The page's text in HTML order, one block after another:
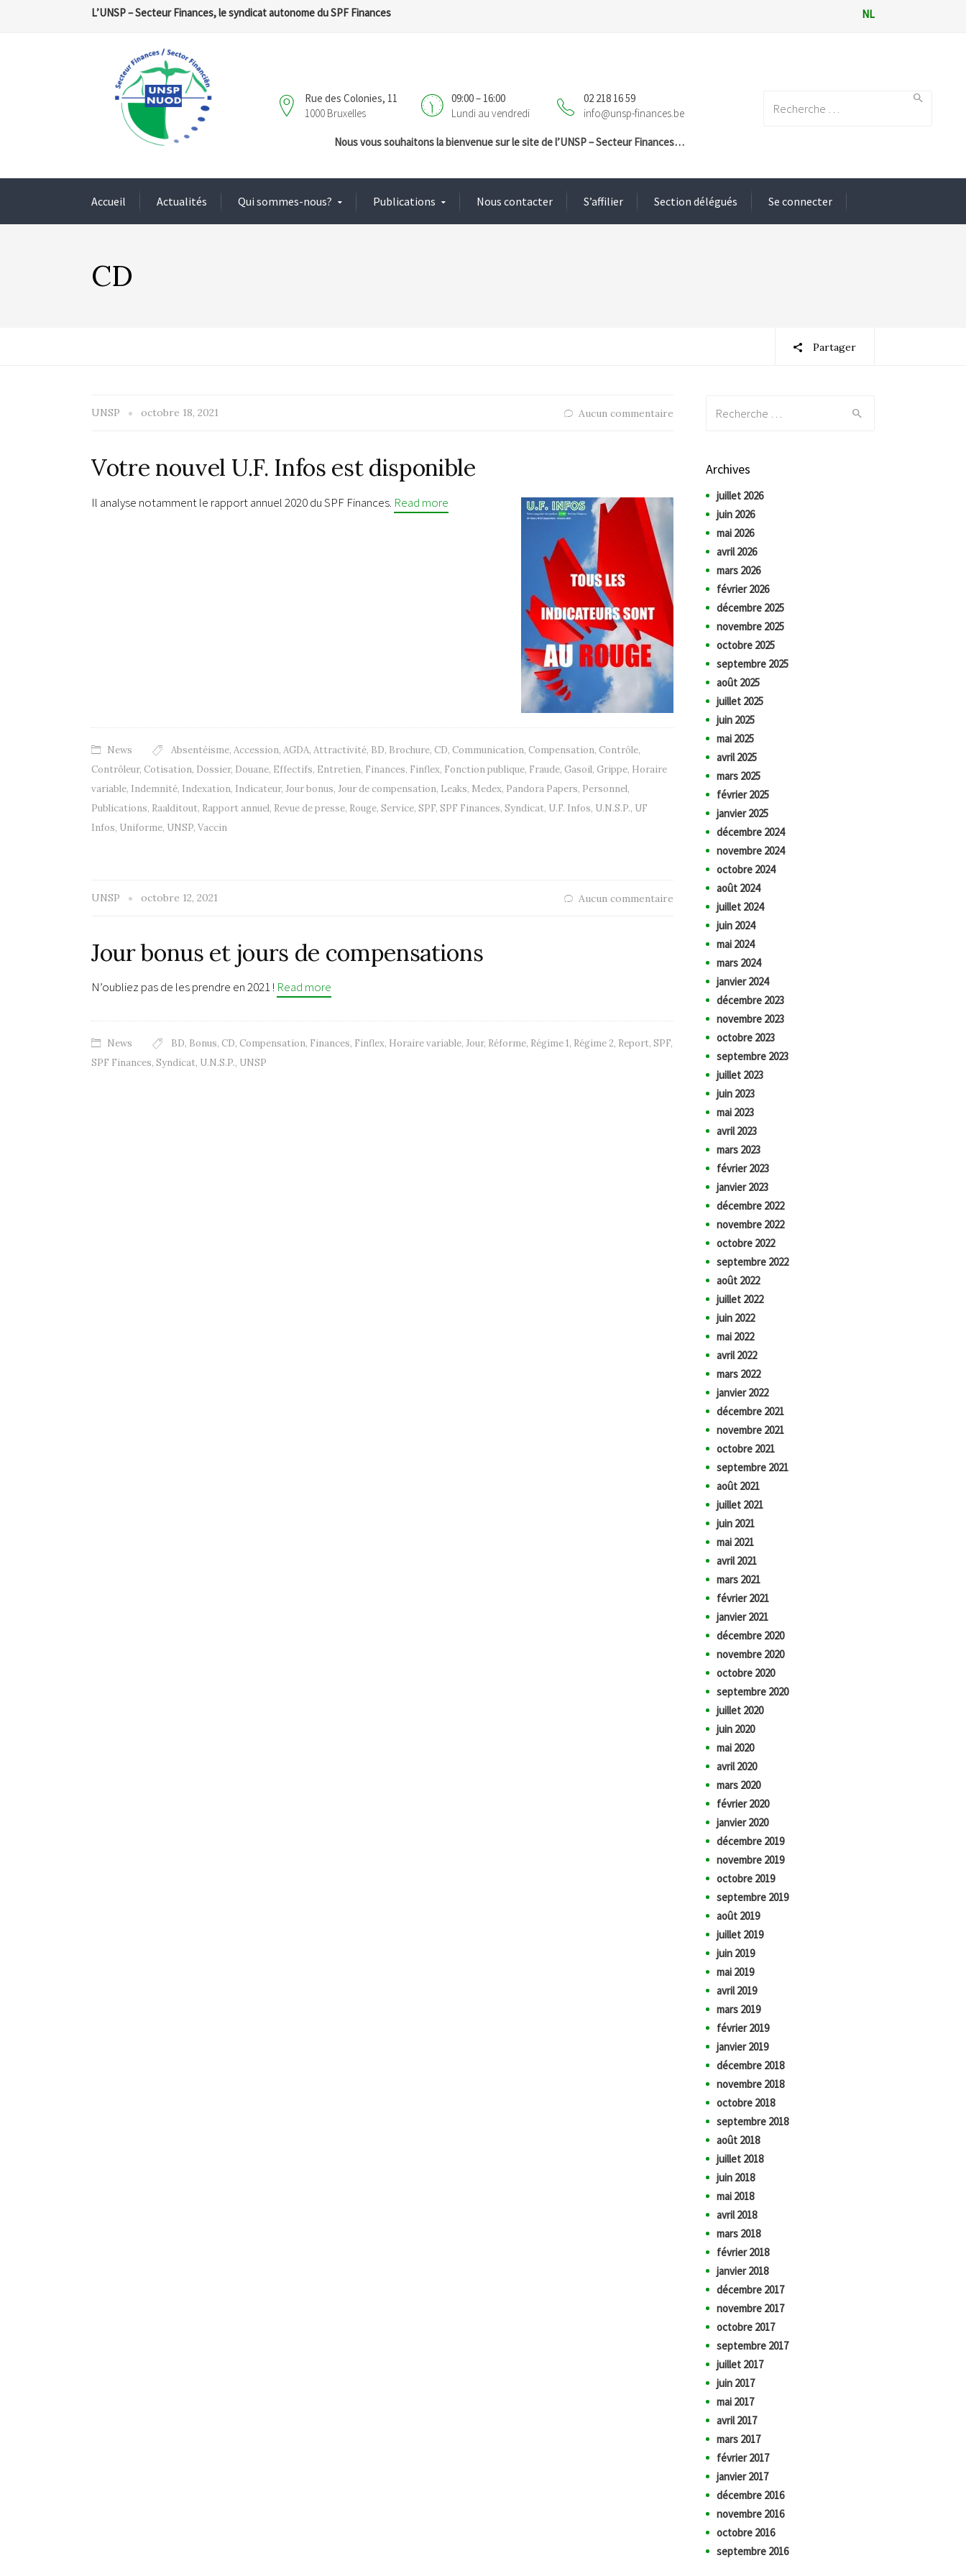
L’UNSP – Secteur Finances, le syndicat autonome du SPF Finances NL
02 218 16 59
info@unsp-finances.be
09:00 – 16:00
Lundi au vendredi
Rue des Colonies, 11
1000 Bruxelles
Nous vous souhaitons la bienvenue sur le site de l’UNSP – Secteur Finances…
Accueil Actualités Qui sommes-nous? Publications Nous contacter S’affilier Section délégués Se connecter
CD
Partager
UNSP octobre 18, 2021 Aucun commentaire
Votre nouvel U.F. Infos est disponible
Il analyse notamment le rapport annuel 2020 du SPF Finances. Read more
News Absentéisme, Accession, AGDA, Attractivité, BD, Brochure, CD, Communication, Compensation, Contrôle,
Contrôleur, Cotisation, Dossier, Douane, Effectifs, Entretien, Finances, Finflex, Fonction publique, Fraude, Gasoil, Grippe, Horaire
variable, Indemnité, Indexation, Indicateur, Jour bonus, Jour de compensation, Leaks, Medex, Pandora Papers, Personnel,
Publications, Raalditout, Rapport annuel, Revue de presse, Rouge, Service, SPF, SPF Finances, Syndicat, U.F. Infos, U.N.S.P., UF
Infos, Uniforme, UNSP, Vaccin
UNSP octobre 12, 2021 Aucun commentaire
Jour bonus et jours de compensations
N’oubliez pas de les prendre en 2021 ! Read more
News BD, Bonus, CD, Compensation, Finances, Finflex, Horaire variable, Jour, Réforme, Régime 1, Régime 2, Report, SPF,
SPF Finances, Syndicat, U.N.S.P., UNSP
Archives
juillet 2026
juin 2026
mai 2026
avril 2026
mars 2026
février 2026
décembre 2025
novembre 2025
octobre 2025
septembre 2025
août 2025
juillet 2025
juin 2025
mai 2025
avril 2025
mars 2025
février 2025
janvier 2025
décembre 2024
novembre 2024
octobre 2024
août 2024
juillet 2024
juin 2024
mai 2024
mars 2024
janvier 2024
décembre 2023
novembre 2023
octobre 2023
septembre 2023
juillet 2023
juin 2023
mai 2023
avril 2023
mars 2023
février 2023
janvier 2023
décembre 2022
novembre 2022
octobre 2022
septembre 2022
août 2022
juillet 2022
juin 2022
mai 2022
avril 2022
mars 2022
janvier 2022
décembre 2021
novembre 2021
octobre 2021
septembre 2021
août 2021
juillet 2021
juin 2021
mai 2021
avril 2021
mars 2021
février 2021
janvier 2021
décembre 2020
novembre 2020
octobre 2020
septembre 2020
juillet 2020
juin 2020
mai 2020
avril 2020
mars 2020
février 2020
janvier 2020
décembre 2019
novembre 2019
octobre 2019
septembre 2019
août 2019
juillet 2019
juin 2019
mai 2019
avril 2019
mars 2019
février 2019
janvier 2019
décembre 2018
novembre 2018
octobre 2018
septembre 2018
août 2018
juillet 2018
juin 2018
mai 2018
avril 2018
mars 2018
février 2018
janvier 2018
décembre 2017
novembre 2017
octobre 2017
septembre 2017
juillet 2017
juin 2017
mai 2017
avril 2017
mars 2017
février 2017
janvier 2017
décembre 2016
novembre 2016
octobre 2016
septembre 2016